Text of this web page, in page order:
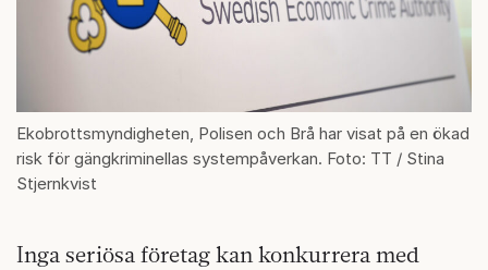
Ekobrottsmyndigheten, Polisen och Brå har visat på en ökad
risk för gängkriminellas systempåverkan. Foto: TT / Stina
Stjernkvist
Inga seriösa företag kan konkurrera med